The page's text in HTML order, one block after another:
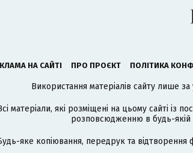
НА САЙТІ ПРО ПРОЄКТ ПОЛІТИКА
Використання матеріалів сайту лише
матеріали, які розміщені на цьому сайті із
розповсюдженню в будь-якій
яке копіювання, передрук та відтворення